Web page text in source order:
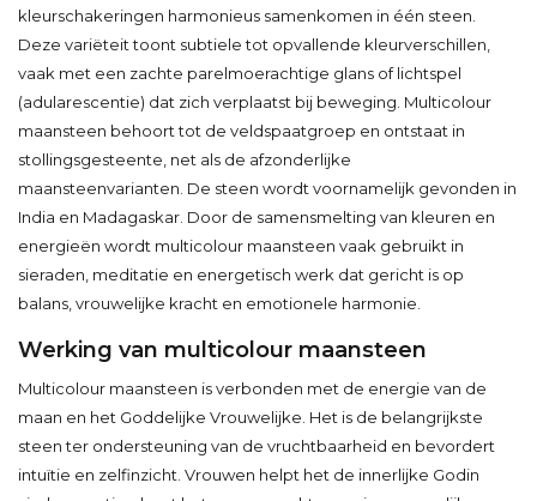
kleurschakeringen harmonieus samenkomen in één steen.
Deze variëteit toont subtiele tot opvallende kleurverschillen,
vaak met een zachte parelmoerachtige glans of lichtspel
(adularescentie) dat zich verplaatst bij beweging. Multicolour
maansteen behoort tot de veldspaatgroep en ontstaat in
stollingsgesteente, net als de afzonderlijke
maansteenvarianten. De steen wordt voornamelijk gevonden in
India en Madagaskar. Door de samensmelting van kleuren en
energieën wordt multicolour maansteen vaak gebruikt in
sieraden, meditatie en energetisch werk dat gericht is op
balans, vrouwelijke kracht en emotionele harmonie.
Werking van multicolour maansteen
Multicolour maansteen is verbonden met de energie van de
maan en het Goddelijke Vrouwelijke. Het is de belangrijkste
steen ter ondersteuning van de vruchtbaarheid en bevordert
intuïtie en zelfinzicht. Vrouwen helpt het de innerlijke Godin